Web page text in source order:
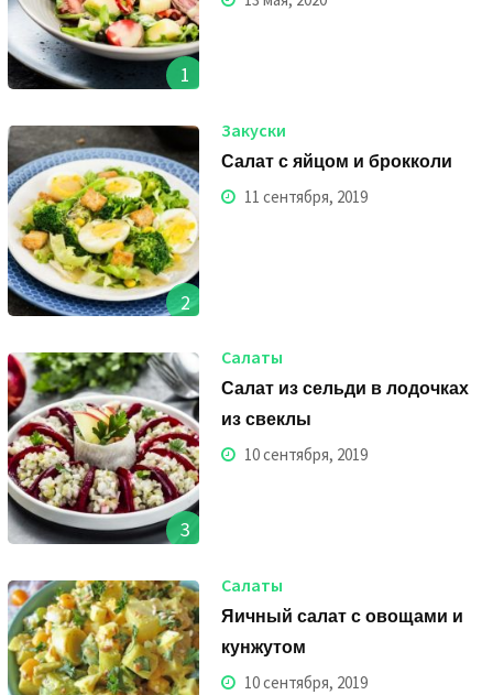
1
2
Закуски
Салат с яйцом и брокколи
11 сентября, 2019
3
Салаты
Салат из сельди в лодочках
из свеклы
10 сентября, 2019
Салаты
Яичный салат с овощами и
кунжутом
10 сентября, 2019